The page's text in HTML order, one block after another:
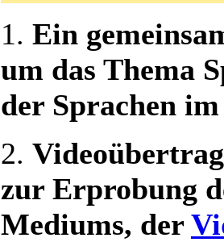
1. Ein
um das Thema
der Sprachen
2.
zur Erprobung
Mediums, der